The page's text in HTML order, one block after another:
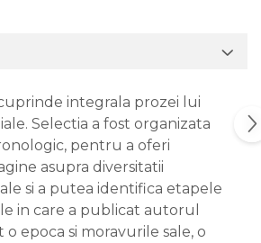
integrala prozei lui
Selectia a fost organizata
pentru a oferi
asupra diversitatii
si a putea identifica etapele
in care a publicat autorul
epoca si moravurile sale, o